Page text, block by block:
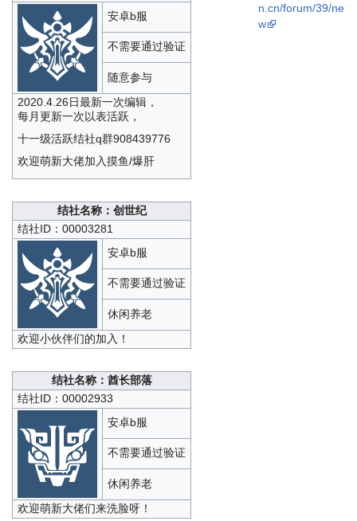
安卓b服
不需要通过验证
随意参与
2020.4.26日最新一次编辑，
每月更新一次以表活跃，
十一级活跃结社q群908439776
欢迎萌新大佬加入摸鱼/爆肝
结社名称：创世纪
结社ID：00003281
安卓b服
不需要通过验证
休闲养老
欢迎小伙伴们的加入！
结社名称：酋长部落
结社ID：00002933
安卓b服
不需要通过验证
休闲养老
欢迎萌新大佬们来洗脸呀！
n.cn/forum/39/ne
w